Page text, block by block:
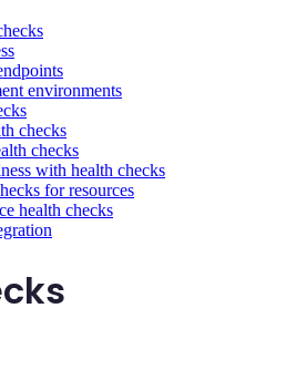
environments
checks
checks
with health checks
for resources
health checks